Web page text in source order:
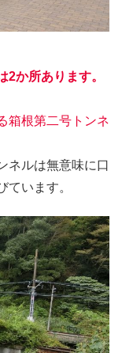
か所あります。
箱根第二号トンネ
ネルは無意味に口
ています。